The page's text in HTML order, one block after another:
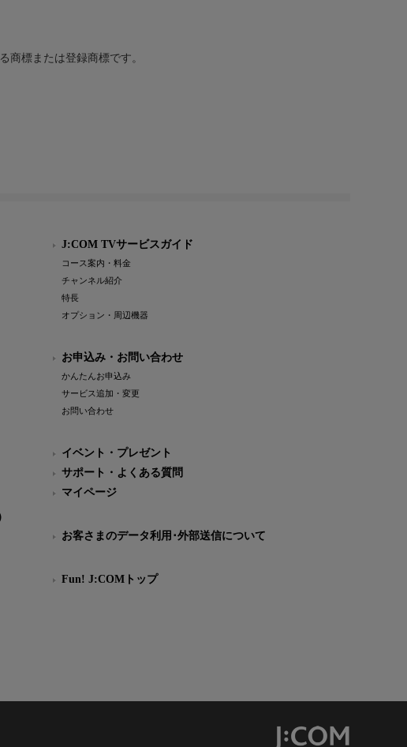
商標または登録商標です。
J:COM TVサービスガイド
コース案内・料金
チャンネル紹介
特長
オプション・周辺機器
お申込み・お問い合わせ
かんたんお申込み
サービス追加・変更
お問い合わせ
イベント・プレゼント
サポート・よくある質問
マイページ
お客さまのデータ利用･外部送信について
Fun! J:COMトップ